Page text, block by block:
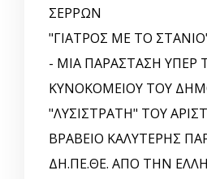
ΣΕΡΡΩΝ
"ΓΙΑΤΡΟΣ ΜΕ ΤΟ
- ΜΙΑ ΠΑΡΑΣΤΑΣΗ ΥΠΕΡ
ΚΥΝΟΚΟΜΕΙΟΥ ΤΟΥ
"ΛΥΣΙΣΤΡΑΤΗ" ΤΟΥ
ΒΡΑΒΕΙΟ ΚΑΛΥΤΕΡΗΣ
ΔΗ.ΠΕ.ΘΕ. ΑΠΟ ΤΗΝ